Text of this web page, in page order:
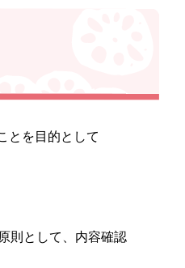
とを目的として
則として、内容確認